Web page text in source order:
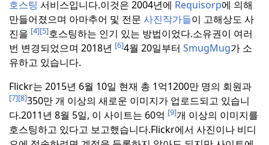
호스팅 서비스입니다.이것은 2004년에 Requisorp에 의해
만들어졌으며 아마추어 및 전문 사진작가들이 고해상도 사
진을 [4][5]호스팅하는 인기 있는 방법이었다.소유권이 여러
번 변경되었으며 2018년 [6]4월 20일부터 SmugMug가 소
유하고 있습니다.
Flickr는 2015년 6월 10일 현재 총 1억1200만 명의 회원과
[7][8]350만 개 이상의 새로운 이미지가 업로드되고 있습니
다.2011년 8월 5일, 이 사이트는 60억 [9]개 이상의 이미지를
호스팅하고 있다고 보고했습니다.Flickr에서 사진이나 비디